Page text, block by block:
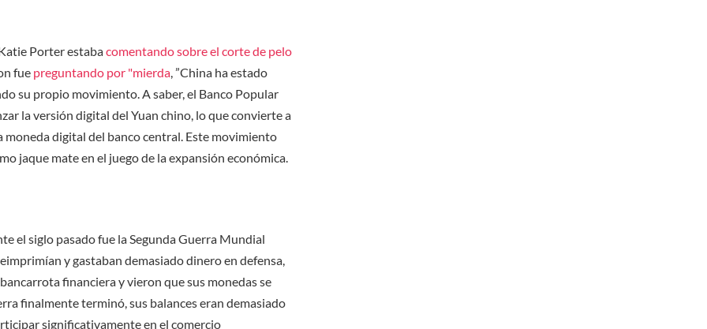
Porter estabacomentando sobre el corte de pelo
fue preguntando por "mierda, ”China ha estado
su propio movimiento. A saber, el Banco Popular
la versión digital del Yuan chino, lo que convierte a
digital del banco central. Este movimiento
jaque mate en el juego de la expansión económica.
el siglo pasado fue la Segunda Guerra Mundial
y gastaban demasiado dinero en defensa,
financiera y vieron que sus monedas se
finalmente terminó, sus balances eran demasiado
significativamente en el comercio